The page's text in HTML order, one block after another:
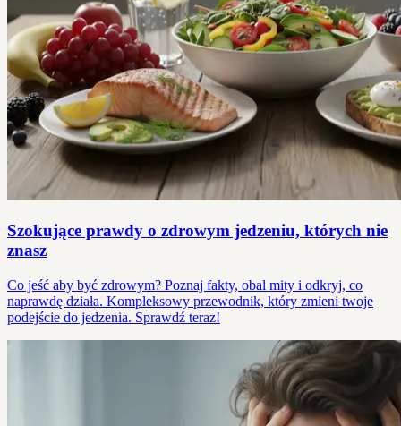
Szokujące prawdy o zdrowym jedzeniu, których nie
znasz
Co jeść aby być zdrowym? Poznaj fakty, obal mity i odkryj, co
naprawdę działa. Kompleksowy przewodnik, który zmieni twoje
podejście do jedzenia. Sprawdź teraz!